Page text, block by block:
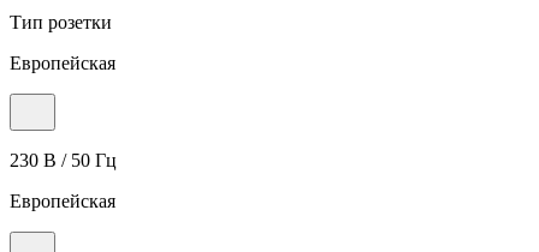
Тип розетки
Европейская
230 В / 50 Гц
Европейская